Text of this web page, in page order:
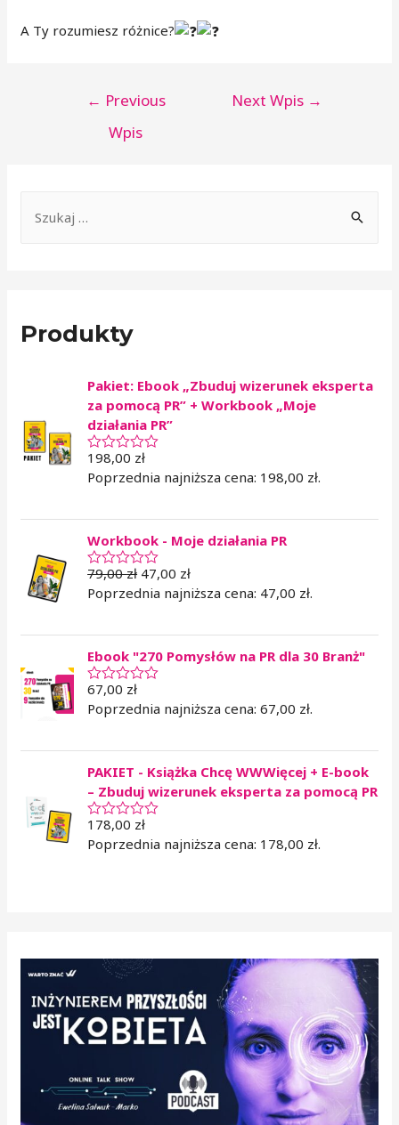
A Ty rozumiesz różnice?
← Previous
Wpis
Next Wpis →
Produkty
Pakiet: Ebook „Zbuduj wizerunek eksperta
za pomocą PR” + Workbook „Moje
działania PR”
O
c
n
o
0
n
a
198,00 zł
Poprzednia najniższa cena: 198,00 zł.
Workbook - Moje działania PR
O
c
n
o
0
n
a
79,00zł 47,00 zł
Poprzednia najniższa cena: 47,00 zł.
Ebook "270 Pomysłów na PR dla 30 Branż"
O
c
n
0
n
a
5
67,00 zł
Poprzednia najniższa cena:67,00 zł.
PAKIET - Książka Chcę WWWięcej + E-book
– Zbuduj wizerunek eksperta za pomocą PR
O
c
a
178,00 zł
Poprzednia najniższa cena: 178,00 zł.